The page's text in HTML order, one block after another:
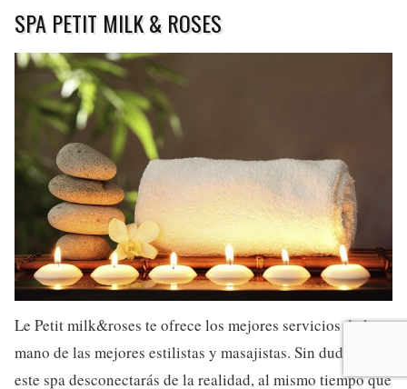
SPA PETIT MILK & ROSES
Le Petit milk&roses te ofrece los mejores servicios de la
mano de las mejores estilistas y masajistas. Sin duda en
este spa desconectarás de la realidad, al mismo tiempo que